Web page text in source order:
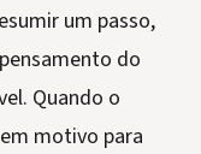
um passo,
do
Quando o
motivo para